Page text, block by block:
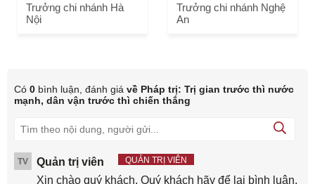
Trưởng chi nhánh Hà
Nội
Trưởng chi nhánh Nghệ
An
Có 0 bình luận, đánh giá về Pháp trị: Trị gian trước thì nước
mạnh, dân vận trước thì chiến thắng
TV Quản trị viên QUẢN TRỊ VIÊN
Xin chào quý khách. Quý khách hãy để lại bình luận,